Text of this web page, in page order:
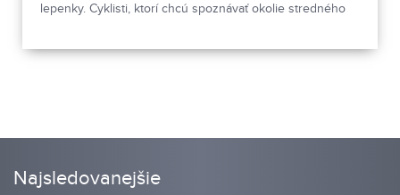
lepenky. Cyklisti, ktorí chcú spoznávať okolie stredného
Najsledovanejšie